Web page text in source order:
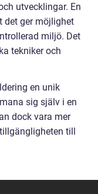
utvecklingar. En
det ger möjlighet
miljö. Det
tekniker och
en unik
sig själv i en
dock vara mer
till